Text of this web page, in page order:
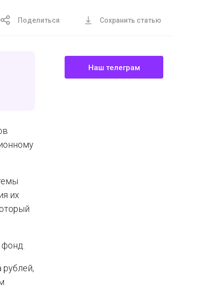
Поделиться Сохранить статью
Наш телеграм
их